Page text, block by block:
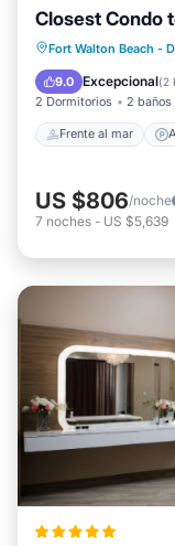
Closest Condo
Fort Walton Beach -
9.0 Excepcional(2
2 Dormitorios 2 baños
Frente al mar
Frente al
Vista al
US $806/noche
7 noches - US $5,639